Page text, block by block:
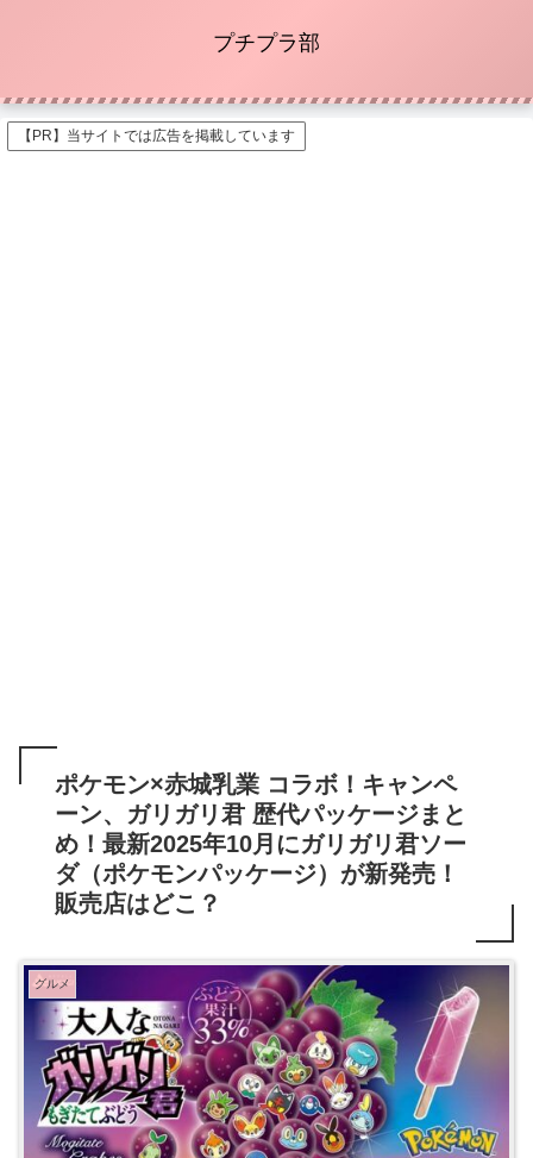
プチプラ部
【PR】当サイトでは広告を掲載しています
ポケモン×赤城乳業 コラボ！キャンペ
ーン、ガリガリ君 歴代パッケージまと
め！最新2025年10月にガリガリ君ソー
ダ（ポケモンパッケージ）が新発売！
販売店はどこ？
グルメ